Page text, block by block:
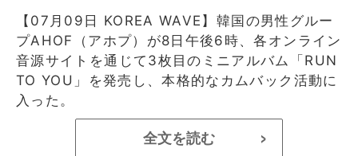
【07月09日 KOREA WAVE】韓国の男性グルー
プAHOF（アホプ）が8日午後6時、各オンライン
音源サイトを通じて3枚目のミニアルバム「RUN
TO YOU」を発売し、本格的なカムバック活動に
入った。
全文を読む >